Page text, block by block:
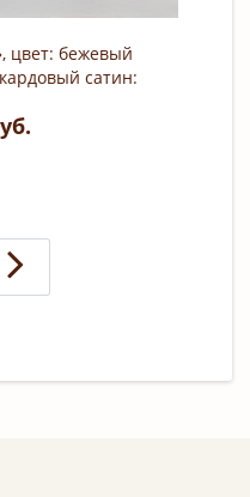
цвет: бежевый
сатин: